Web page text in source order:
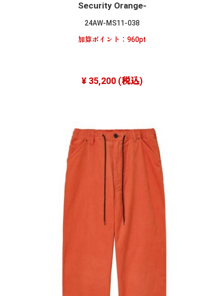
Security Orange-
24AW-MS11-038
加算ポイント： 960pt
¥ 35,200(税込)